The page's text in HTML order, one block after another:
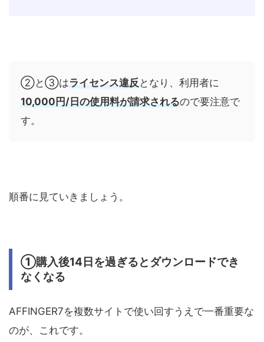
②と③はライセンス違反となり、利用者に
10,000円/日の使用料が請求されるので要注意で
す。
順番に見ていきましょう。
①購入後14日を過ぎるとダウンロードでき
なくなる
AFFINGER7を複数サイトで使い回すうえで一番重要な
のが、これです。